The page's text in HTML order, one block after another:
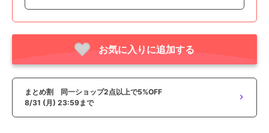
まとめ割
ゼロステイン
ネックTシャツ 防汚 ＵＶ
カット
¥ 1,644 再入荷
期間限定SALE まとめ割
ゼロステイン
レイヤード ビッグ シル
¥1,644
お気に入りに追加する
まとめ割 同一ショップ2点以上で5%OFF
8/31 (月) 23:59まで